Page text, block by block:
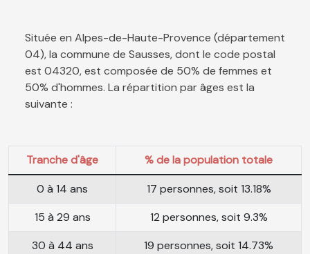
Située en Alpes-de-Haute-Provence (département
04), la commune de Sausses, dont le code postal
est 04320, est composée de 50% de femmes et
50% d'hommes. La répartition par âges est la
suivante :
Tranche d'âge
% de la population totale
0 à 14 ans
17 personnes, soit 13.18%
15 à 29 ans
12 personnes, soit 9.3%
30 à 44 ans
19 personnes, soit 14.73%